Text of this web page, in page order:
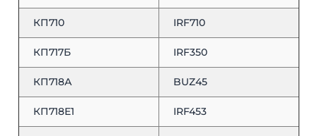
КП710 IRF710
КП717Б IRF350
КП718А BUZ45
КП718Е1 IRF453